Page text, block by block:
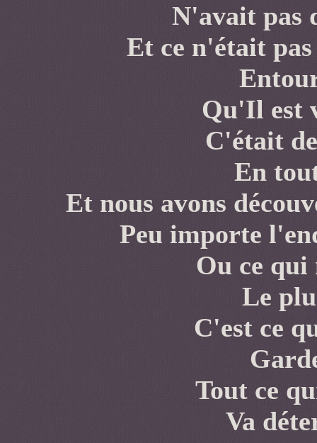
N'avait pas
Et ce n'était
Qu'Il est
C'était
En
Et nous avons
Peu importe
Ou ce qui
Le
C'est ce
Tout ce
Va